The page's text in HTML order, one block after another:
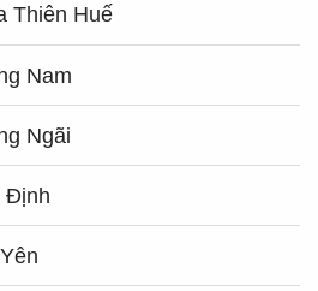
Thiên Huế
Nam
Ngãi
Định